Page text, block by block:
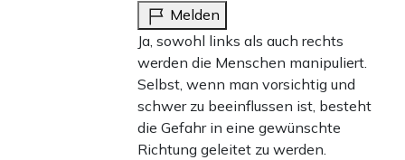
Melden
Ja, sowohl links als auch rechts
werden die Menschen manipuliert.
Selbst, wenn man vorsichtig und
schwer zu beeinflussen ist, besteht
die Gefahr in eine gewünschte
Richtung geleitet zu werden.